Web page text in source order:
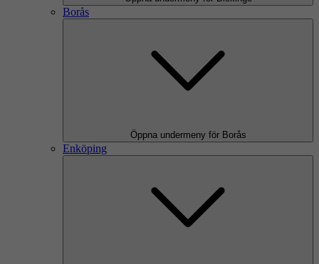
Borås
Öppna undermeny för Borås
Enköping